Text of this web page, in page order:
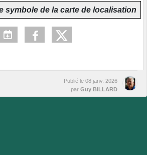
symbole de la carte de localisation
Publié le 08 janv. 2026
par Guy BILLARD